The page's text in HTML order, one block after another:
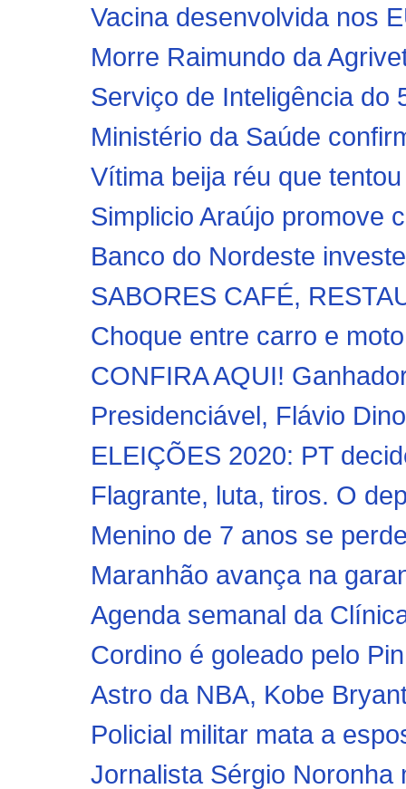
Vacina desenvolvida nos
Morre Raimundo da
Serviço de Inteligência do
Ministério da Saúde
Vítima beija réu que
Simplicio Araújo promove
Banco do Nordeste
SABORES CAFÉ,
Choque entre carro e
CONFIRA AQUI!
Presidenciável, Flávio
ELEIÇÕES 2020: PT
Flagrante, luta, tiros. O
Menino de 7 anos se
Maranhão avança na
Agenda semanal da
Cordino é goleado pelo
Astro da NBA, Kobe
Policial militar mata a
Jornalista Sérgio